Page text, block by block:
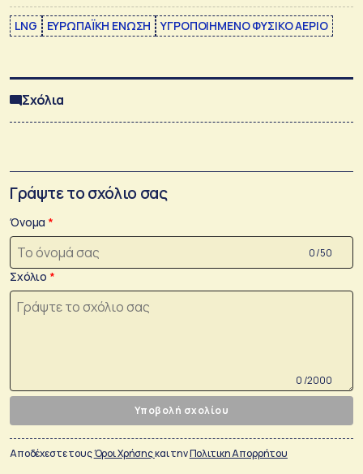
LNG ΕΥΡΩΠΑΪΚΗ ΕΝΩΣΗ ΥΓΡΟΠΟΙΗΜΕΝΟ ΦΥΣΙΚΟ ΑΕΡΙΟ
Σχόλια
Γράψτε το σχόλιο σας
Όνομα
0 /50
Σχόλιο
0 /2000
Υποβολή σχολίου
Αποδέχεστε τουςΌροι Χρήσηςκαι τηνΠολιτικη Απορρήτου